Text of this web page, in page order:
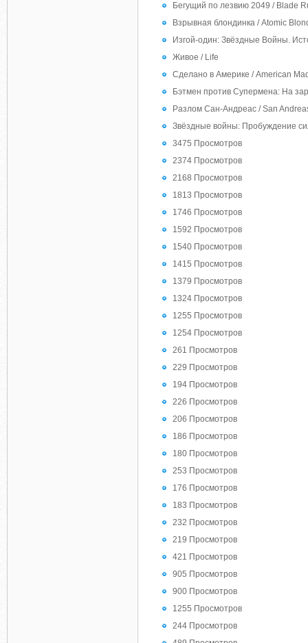
Бегущий по лезвию 2049 / Blade
Взрывная блондинка / Atomic
Изгой-один: Звёздные Войны.
Живое / Life
Сделано в Америке / American
Бэтмен против Супермена: На
Разлом Сан-Андреас / San
Звёздные войны: Пробуждение
3475 Просмотров
2374 Просмотров
2168 Просмотров
1813 Просмотров
1746 Просмотров
1592 Просмотров
1540 Просмотров
1415 Просмотров
1379 Просмотров
1324 Просмотров
1255 Просмотров
1254 Просмотров
261 Просмотров
229 Просмотров
194 Просмотров
226 Просмотров
206 Просмотров
186 Просмотров
180 Просмотров
253 Просмотров
176 Просмотров
183 Просмотров
232 Просмотров
219 Просмотров
421 Просмотров
905 Просмотров
900 Просмотров
1255 Просмотров
244 Просмотров